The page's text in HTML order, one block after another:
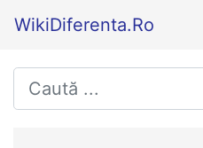
WikiDiferenta.Ro